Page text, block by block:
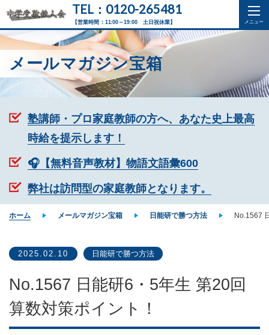
【営業時間：11:00～19:00 土日祝休業】
TEL：0120-265481
メールマガジン宝箱
塾講師・プロ家庭教師の方へ、あなた史上最高
時給を提示します！
🎧【無料音声教材】物語文語彙600
弊社は訪問型の家庭教師となります。
ホーム メールマガジン宝箱 日能研で勝つ方法 No.1567
2025.02.10 日能研で勝つ方法
No.1567 日能研6・5年生 第20回
算数対策ポイント！